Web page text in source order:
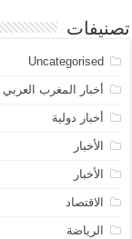
تصنيفات
Uncategorised
أخبار المغرب العربي
أخبار دولية
الأخبار
الأخبار
الاقتصاد
الرياضة